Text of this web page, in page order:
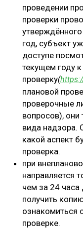
проведении
проверки
год, субъект
доступе
текущем году
проверку(https
плановой
проверочные
вопросов),
вида надзора.
какой аспект
проверка.
при
направляется
чем за 24 часа
получить
ознакомиться
проверке.